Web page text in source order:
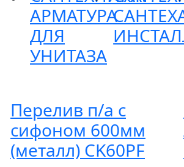
АРМАТУРА
ДЛЯ
УНИТАЗА
Перелив п/а с
сифоном 600мм
(металл) CK60PF